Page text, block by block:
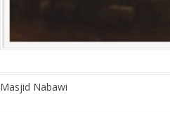
Masjid Nabawi